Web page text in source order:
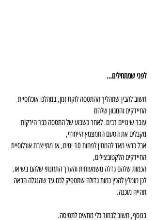
לפני שמתחילים…
חשוב להבין שתהליך ההתססה לוקח זמן, במהלכו אוכלוסיית
החיידקים והמגוון שלהם
עובר שינויים רבים. לאחר כשבוע של התססה כבר הירקות
מקבלים את הטעם החמצמץ הייחודי,
אבל כדאי מאד להמתין לפחות 10 ימים, אז מתייצבת אוכלוסיית
החיידקים הלקטובצילים,
הכמות שלהם גדלה משמעותית והערך התזונתי שלהם בשיאו.
לכן מומלץ להכין כמות גדולה שתספיק לכם עד שהנגלה הבאה
תהייה מוכנה.
בנוסף, חשוב לבחור כלי מתאים לתסיסה.